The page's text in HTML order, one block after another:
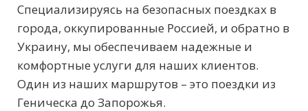
Специализируясь на безопасных поездках в
города, оккупированные Россией, и обратно в
Украину, мы обеспечиваем надежные и
комфортные услуги для наших клиентов.
Один из наших маршрутов – это поездки из
Геническа до Запорожья.